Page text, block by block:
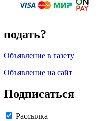
подать?
Объявление в газету
Объявление на сайт
Подписаться
Рассылка